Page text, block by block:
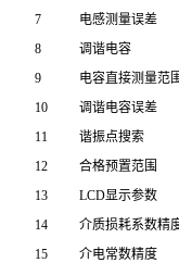
7
电感测量误差
8
调谐电容
9
电容直接测量范
10
调谐电容误差
11
谐振点搜索
12
合格预置范围
13
LCD显示参数
14
介质损耗系数精
15
介电常数精度